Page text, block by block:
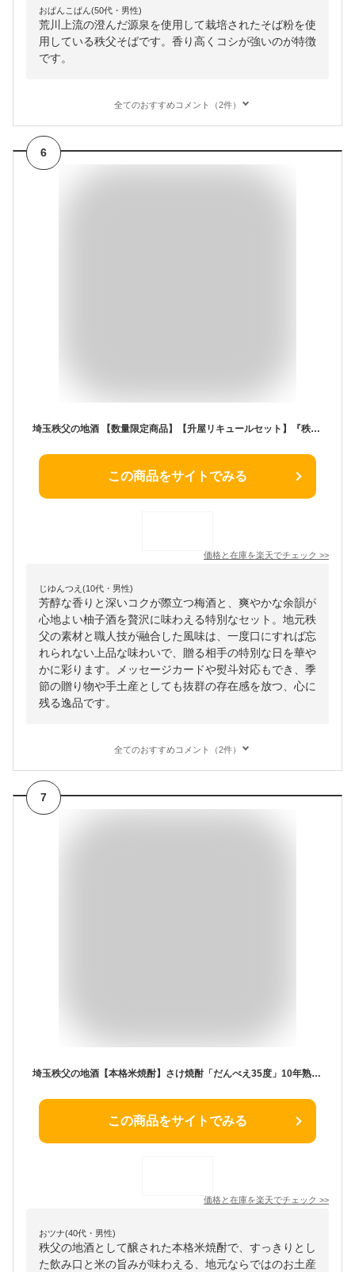
おぱんこぱん(50代・男性)
荒川上流の澄んだ源泉を使用して栽培されたそば粉を使
用している秩父そばです。香り高くコシが強いのが特徴
です。
全てのおすすめコメント（2件）
6
埼玉秩父の地酒 【数量限定商品】【升屋リキュールセット】『秩父の梅酒』『升屋の柚子酒』2本セット 各500ml 父の日 母の日 お酒 メッセージカード 熨斗 贈り物 誕生日 御祝 内祝 御礼 プレゼント 敬老の日 贈り物 熨斗 お土産【秩父物産】金賞受賞 酒蔵 歳暮 お土産うめ酒
この商品をサイトでみる
価格と在庫を楽天でチェック >>
じゆんつえ(10代・男性)
芳醇な香りと深いコクが際立つ梅酒と、爽やかな余韻が
心地よい柚子酒を贅沢に味わえる特別なセット。地元秩
父の素材と職人技が融合した風味は、一度口にすれば忘
れられない上品な味わいで、贈る相手の特別な日を華や
かに彩ります。メッセージカードや熨斗対応もでき、季
節の贈り物や手土産としても抜群の存在感を放つ、心に
残る逸品です。
全てのおすすめコメント（2件）
7
埼玉秩父の地酒【本格米焼酎】さけ焼酎「だんべえ35度」10年熟成 720ml 贈答用箱 【瓶シール】父の日 母の日 お酒 日本酒 メッセージカード 熨斗 贈り物 お中元 誕生日 御祝 内祝 御礼 プレゼント 敬老の日お酒 ギフト 贈り物 熨斗 お土産【秩父物産】金賞受賞 酒蔵 歳暮
この商品をサイトでみる
価格と在庫を楽天でチェック >>
おツナ(40代・男性)
秩父の地酒として醸された本格米焼酎で、すっきりとし
た飲み口と米の旨みが味わえる、地元ならではのお土産